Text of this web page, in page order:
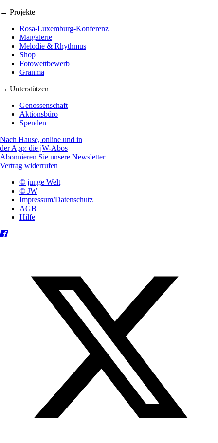
→ Projekte
Rosa-Luxemburg-Konferenz
Maigalerie
Melodie & Rhythmus
Shop
Fotowettbewerb
Granma
→ Unterstützen
Genossenschaft
Aktionsbüro
Spenden
Nach Hause, online und in
der App: die jW-Abos
Abonnieren Sie unsere Newsletter
Vertrag widerrufen
© junge Welt
© JW
Impressum/Datenschutz
AGB
Hilfe